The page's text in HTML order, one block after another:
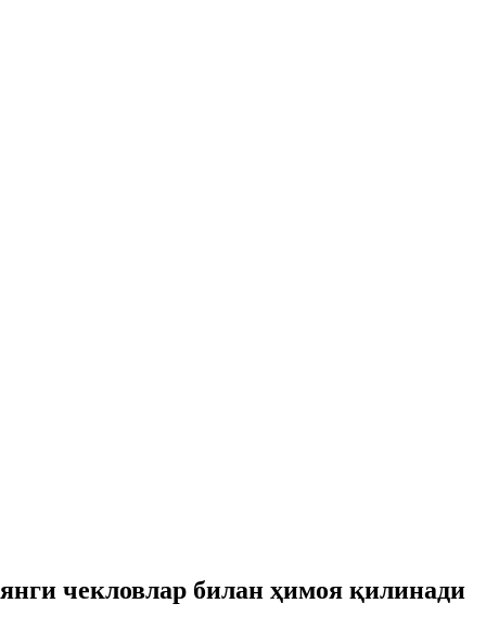
чекловлар билан ҳимоя қилинади